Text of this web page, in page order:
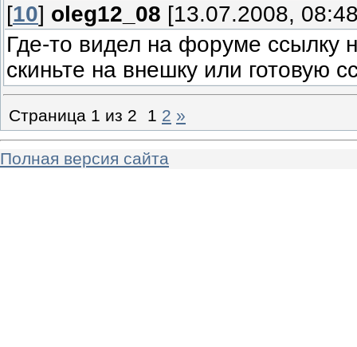
[10] oleg12_08 [13.07.2008,
Где-то видел на форуме ссылку
скиньте на внешку или готовую
Страница 1 из 2 1 2 »
Полная версия сайта